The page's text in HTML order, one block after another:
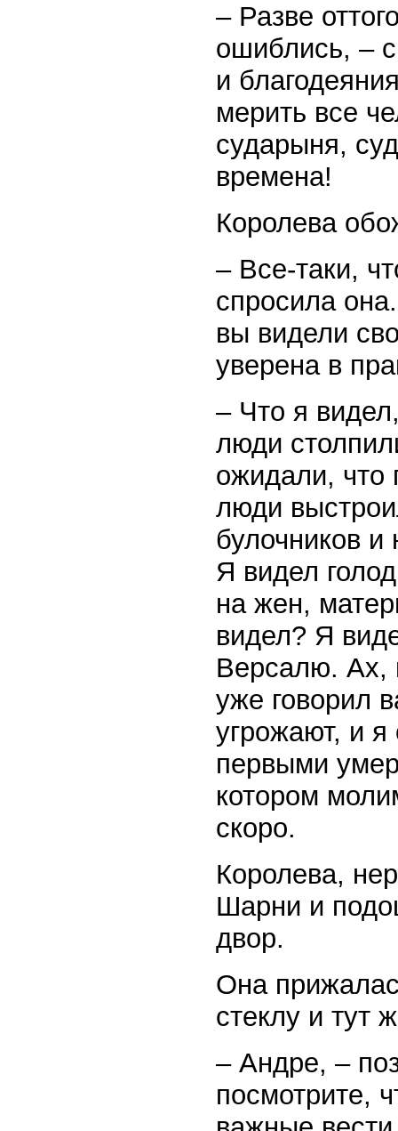
– Разве
ошиблись, –
и
мерить все
сударыня,
времена!
Королева
– Все-таки,
спросила
вы видели
уверена в
– Что я
люди
ожидали, что
люди
булочников
Я видел
на жен,
видел? Я
Версалю. Ах,
уже говорил
угрожают, и
первыми
котором
скоро.
Королева,
Шарни и
двор.
Она
стеклу и тут
– Андре, –
посмотрите,